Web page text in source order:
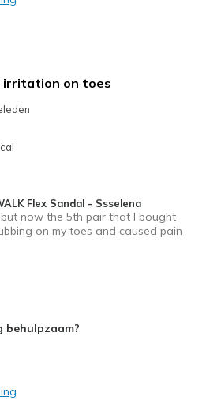
are for Wearing
irritation on toes
Flex Sandal - Ssselena
now the 5th pair that I bought
on my toes and caused pain
behulpzaam?